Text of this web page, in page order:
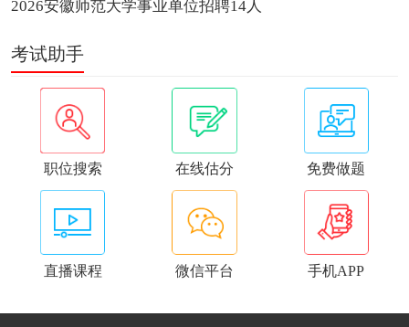
2026安徽师范大学事业单位招聘14人
考试助手
职位搜索 在线估分 免费做题
直播课程 微信平台 手机APP